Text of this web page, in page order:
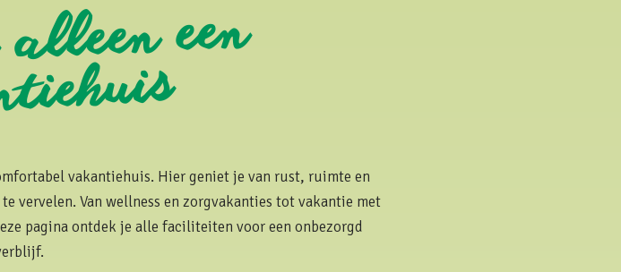
een
vakantiehuis. Hier geniet je van rust, ruimte en
vervelen. Van wellness en zorgvakanties tot vakantie met
pagina ontdek je alle faciliteiten voor een onbezorgd